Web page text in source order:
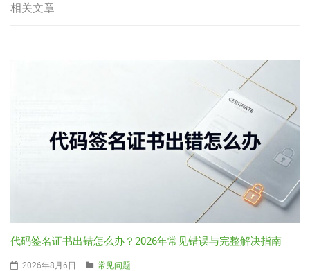
相关文章
代码签名证书出错怎么办？2026年常见错误与完整解决指南
2026年8月6日 常见问题